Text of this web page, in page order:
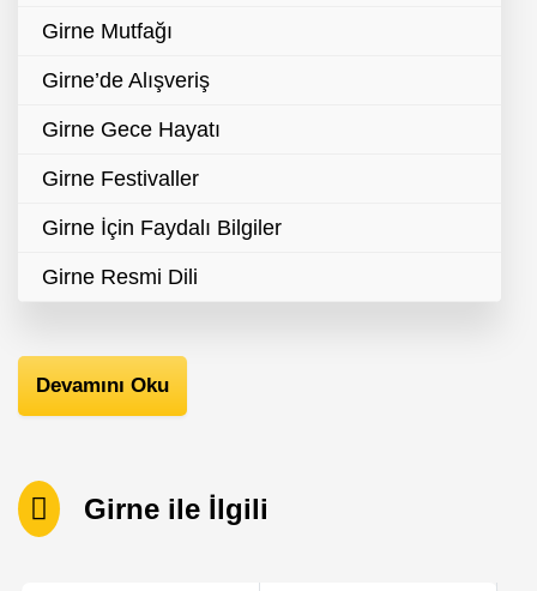
Girne Mutfağı
Girne’de Alışveriş
Girne Gece Hayatı
Girne Festivaller
Girne İçin Faydalı Bilgiler
Girne Resmi Dili
Devamını Oku
Girne ile İlgili